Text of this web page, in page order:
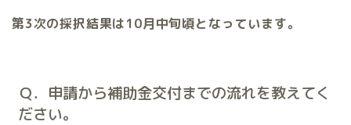
第3次の採択結果は10月中旬頃となっています。
Ｑ．申請から補助金交付までの流れを教えてく
ださい。